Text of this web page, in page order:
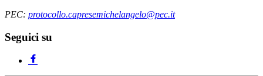
PEC: protocollo.capresemichelangelo@pec.it
Seguici su